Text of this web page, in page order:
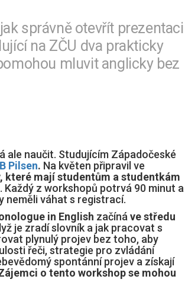
správně otevřít prezentaci
na ZČU dva prakticky
mluvit anglicky bez
ale naučit. Studujícím Západočeské
Pilsen. Na květen připravil ve
které mají studentům a studentkám
. Každý z workshopů potrvá 90 minut a
neměli váhat s registrací.
in English začínáve středu
je zradí slovník a jak pracovat s
plynulý projev bez toho, aby
řeči, strategie pro zvládání
spontánní projev a získají
o tento workshop se mohou